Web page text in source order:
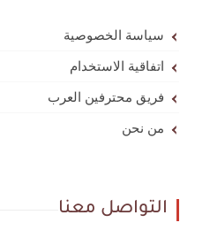
سياسة الخصوصية
اتفاقية الاستخدام
فريق محترفين العرب
من نحن
التواصل معنا